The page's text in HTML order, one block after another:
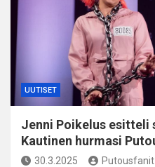
UUTISET
Jenni Poikelus esitteli
Kautinen hurmasi
30.3.2025 Putousfanit